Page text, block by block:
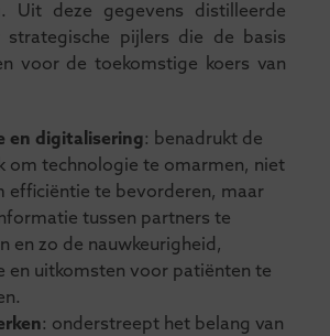
Uit deze gegevens distilleerde
pijlers die de basis
voor de toekomstige koers van
en digitalisering: benadrukt de
om technologie te omarmen, niet
efficiëntie te bevorderen, maar
tussen partners te
en zo de nauwkeurigheid,
en uitkomsten voor patiënten te
: onderstreept het belang van